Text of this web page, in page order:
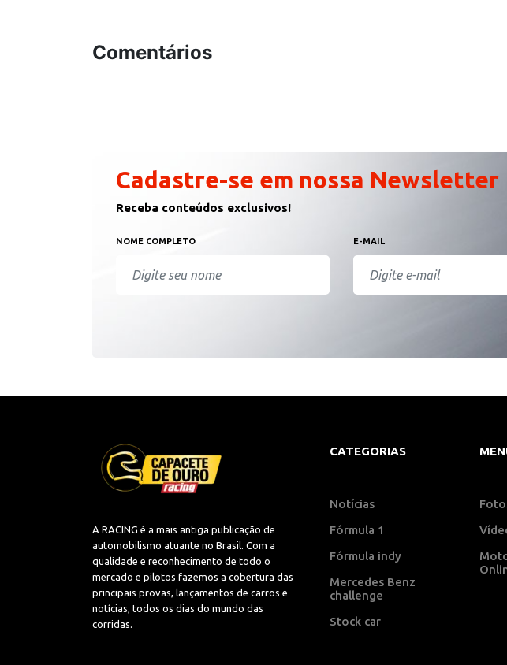
Comentários
Cadastre-se em nossa Newsletter
Receba conteúdos exclusivos!
NOME COMPLETO E-MAIL
A RACING é a mais antiga publicação de
automobilismo atuante no Brasil. Com a
qualidade e reconhecimento de todo o
mercado e pilotos fazemos a cobertura das
principais provas, lançamentos de carros e
notícias, todos os dias do mundo das
corridas.
CATEGORIAS
Notícias
Fórmula 1
Fórmula indy
Mercedes Benz
challenge
Stock car